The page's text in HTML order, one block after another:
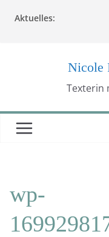
Inhalt
Aktuelles:
Nicole
Texterin
wp-